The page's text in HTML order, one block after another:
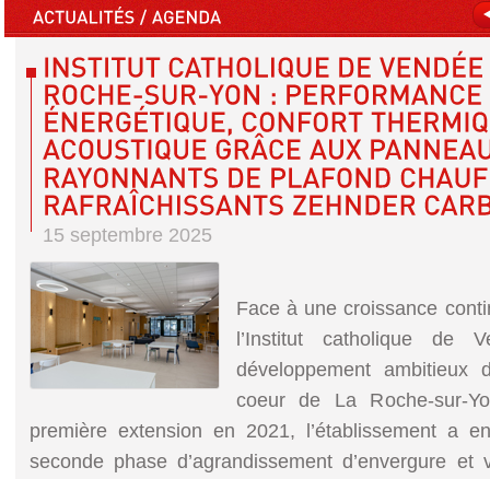
15 septembre 2025
Face à une croissance
l’Institut catholique de
développement
coeur de La Roche-sur-
première extension en 2021, l’établissement a
seconde phase d’agrandissement d’envergure et